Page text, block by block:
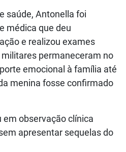
saúde, Antonella foi
médica que deu
e realizou exames
permaneceram no
emocional à família até
menina fosse confirmado
observação clínica
apresentar sequelas do